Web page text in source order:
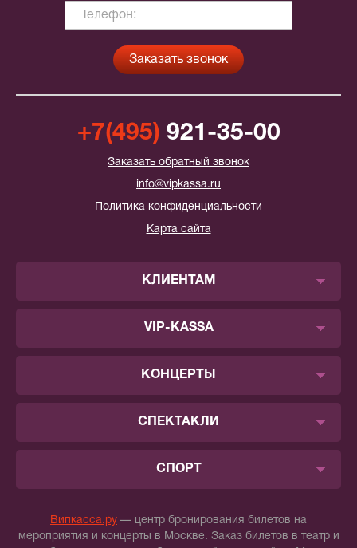
+7(495) 921-35-00
Заказать обратный звонок
info@vipkassa.ru
Политика конфиденциальности
Карта сайта
КЛИЕНТАМ
VIP-KASSA
КОНЦЕРТЫ
СПЕКТАКЛИ
СПОРТ
Випкасса.ру — центр бронирования билетов на
мероприятия и концерты в Москве. Заказ билетов в театр и